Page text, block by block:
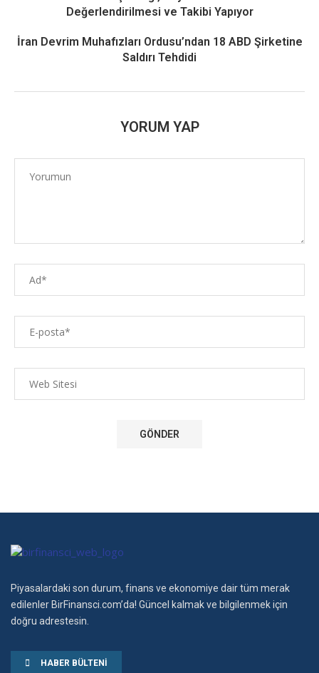
Değerlendirilmesi ve Takibi Yapıyor
İran Devrim Muhafızları Ordusu’ndan 18 ABD Şirketine
Saldırı Tehdidi
YORUM YAP
Piyasalardaki son durum, finans ve ekonomiye dair tüm merak
edilenler BirFinansci.com’da! Güncel kalmak ve bilgilenmek için
doğru adrestesin.
HABER BÜLTENI